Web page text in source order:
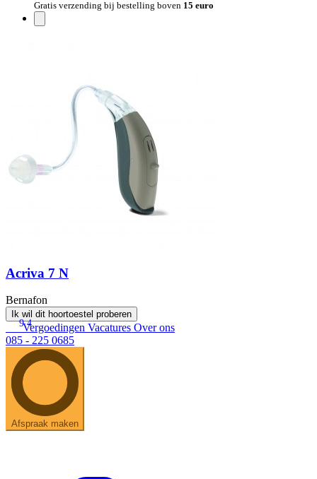
Gratis verzending bij bestelling boven 15 euro
Acriva 7 N
Bernafon
Ik wil dit hoortoestel proberen
9.4
Vergoedingen Vacatures Over ons
085 - 225 0685
Afspraak maken